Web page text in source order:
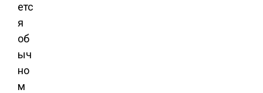
етс
я
об
ыч
но
м